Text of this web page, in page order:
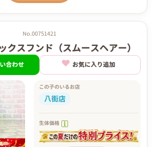
No.00751421
クスフンド（スムースヘアー）
合わせ お気に入り追加
この子のいるお店
八街店
生体価格